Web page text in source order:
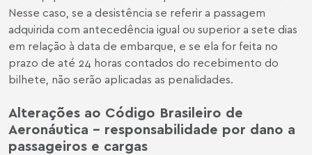
Nesse caso, se a desistência se referir a passagem
adquirida com antecedência igual ou superior a sete dias
em relação à data de embarque, e se ela for feita no
prazo de até 24 horas contados do recebimento do
bilhete, não serão aplicadas as penalidades.
Alterações ao Código Brasileiro de
Aeronáutica – responsabilidade por dano a
passageiros e cargas